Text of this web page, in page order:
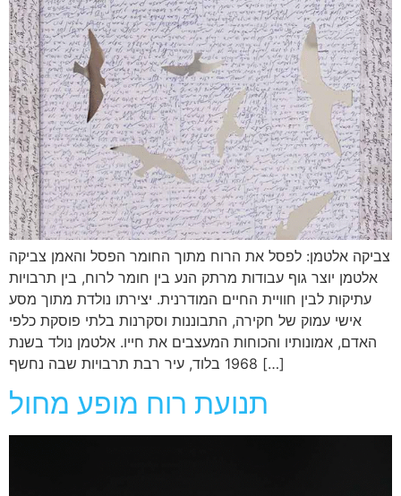
צביקה אלטמן: לפסל את הרוח מתוך החומר הפסל והאמן צביקה
אלטמן יוצר גוף עבודות מרתק הנע בין חומר לרוח, בין תרבויות
עתיקות לבין חוויית החיים המודרנית. יצירתו נולדת מתוך מסע
אישי עמוק של חקירה, התבוננות וסקרנות בלתי פוסקת כלפי
האדם, אמונותיו והכוחות המעצבים את חייו. אלטמן נולד בשנת
1968 בלוד, עיר רבת תרבויות שבה נחשף […]
תנועת רוח מופע מחול